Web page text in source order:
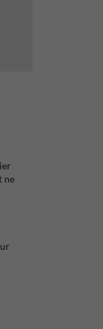
ne